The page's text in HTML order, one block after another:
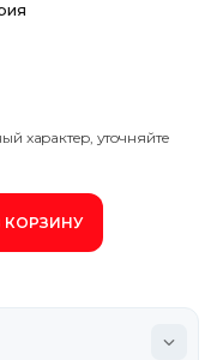
xapaктep, утoчняйтe
КОРЗИНУ